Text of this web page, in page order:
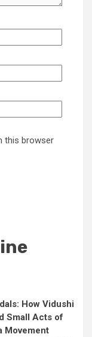
this browser
How Vidushi
Small Acts of
Movement